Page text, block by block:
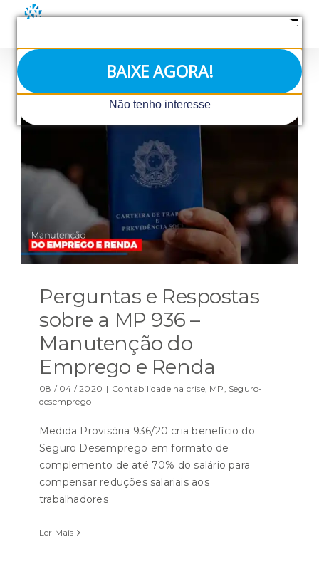
BAIXE AGORA!
Não tenho interesse
conteúdo
Perguntas e Respostas
sobre a MP 936 –
Manutenção do
Emprego e Renda
08 / 04 / 2020 | Contabilidade na crise, MP, Seguro-
desemprego
Medida Provisória 936/20 cria benefício do
Seguro Desemprego em formato de
complemento de até 70% do salário para
compensar reduções salariais aos
trabalhadores
Ler Mais